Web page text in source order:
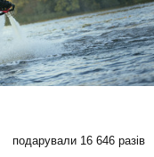
подарували 16 646 разів